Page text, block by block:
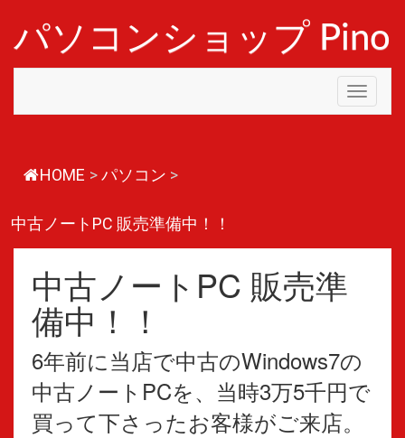
パソコンショップ Pino
Toggle
HOME >パソコン >
中古ノートPC 販売準備中！！
中古ノートPC 販売準
備中！！
6年前に当店で中古のWindows7の
中古ノートPCを、当時3万5千円で
買って下さったお客様がご来店。